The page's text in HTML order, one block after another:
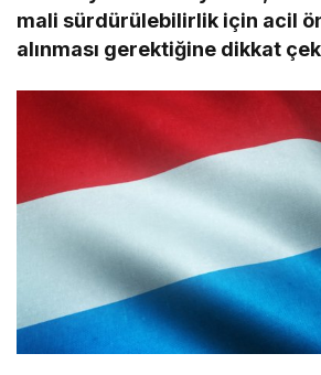
mali sürdürülebilirlik için acil
alınması gerektiğine dikkat